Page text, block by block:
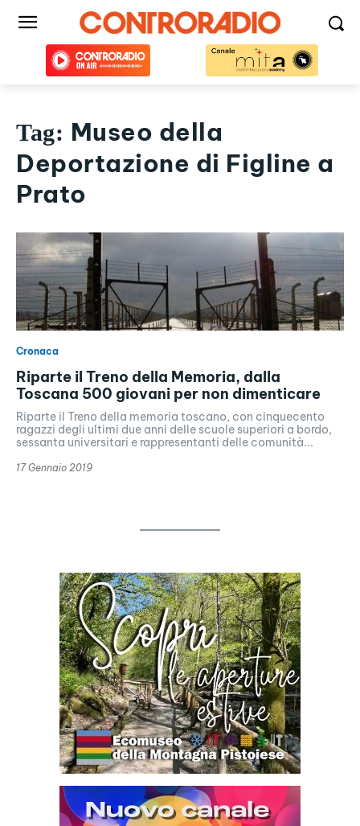
Tag: Museo della
Deportazione di Figline a
Prato
Cronaca
Riparte il Treno della Memoria, dalla
Toscana 500 giovani per non dimenticare
Riparte il Treno della memoria toscano, con cinquecento
ragazzi degli ultimi due anni delle scuole superiori a bordo,
sessanta universitari e rappresentanti delle comunità...
17 Gennaio 2019